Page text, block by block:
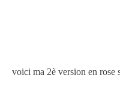
voici ma 2è version en rose